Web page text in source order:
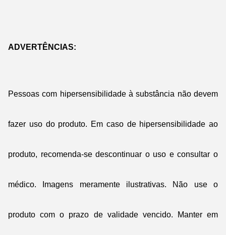
ADVERTÊNCIAS:
Pessoas com hipersensibilidade à substância não devem
fazer uso do produto. Em caso de hipersensibilidade ao
produto, recomenda-se descontinuar o uso e consultar o
médico. Imagens meramente ilustrativas. Não use o
produto com o prazo de validade vencido. Manter em